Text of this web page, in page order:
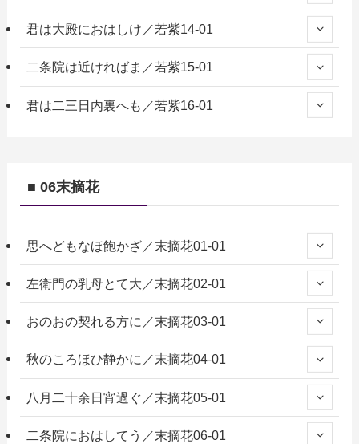
君は大殿におはしけ／若紫14-01
二条院は近ければま／若紫15-01
君は二三日内裏へも／若紫16-01
■ 06末摘花
思へどもなほ飽かざ／末摘花01-01
左衛門の乳母とて大／末摘花02-01
おのおの契れる方に／末摘花03-01
秋のころほひ静かに／末摘花04-01
八月二十余日宵過ぐ／末摘花05-01
二条院におはしてう／末摘花06-01